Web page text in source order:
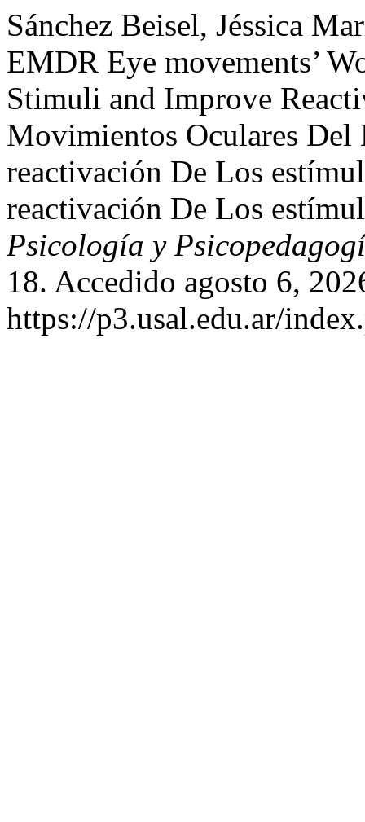
Sánchez Beisel, Jéssica
EMDR Eye movements’
Stimuli and Improve
Movimientos Oculares
reactivación De Los
reactivación De Los
Psicología y
18. Accedido agosto 6,
https://p3.usal.edu.ar/